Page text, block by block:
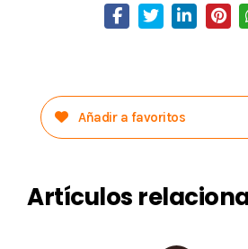
Añadir a favoritos
Artículos